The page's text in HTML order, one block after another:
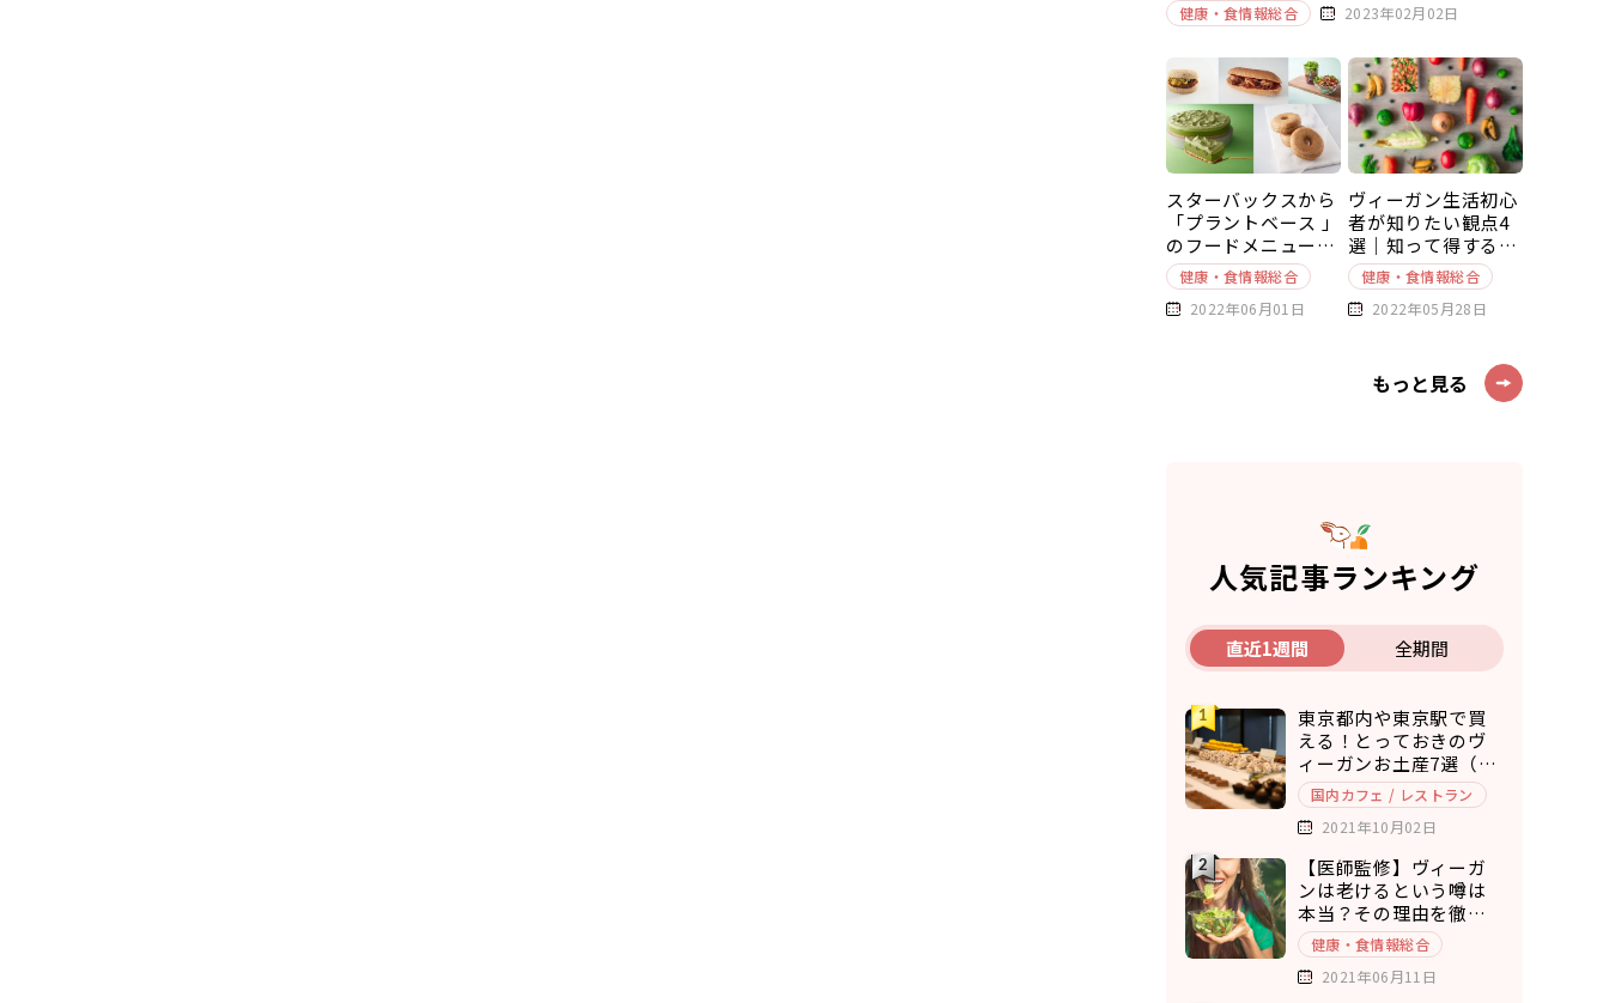
健康・食情報総合 2023年02月02日
スターバックスから
「プラントベース 」
のフードメニューが
新発売
健康・食情報総合
2022年06月01日
ヴィーガン生活初心
者が知りたい観点4
選｜知って得する豆
知識～基本編～
健康・食情報総合
2022年05月28日
もっと見る
人気記事ランキング
直近1週間 全期間
東京都内や東京駅で買
える！とっておきのヴ
ィーガンお土産7選（ア
マゾンで購入できるも
のもご紹介）
国内カフェ / レストラン
2021年10月02日
【医師監修】ヴィーガ
ンは老けるという噂は
本当？その理由を徹底
考察
健康・食情報総合
2021年06月11日